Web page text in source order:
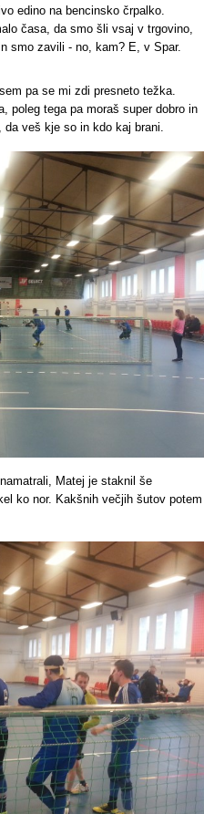
edino na bencinsko črpalko.
časa, da smo šli vsaj v trgovino,
smo zavili - no, kam? E, v Spar.
pa se mi zdi presneto težka.
poleg tega pa moraš super dobro in
veš kje so in kdo kaj brani.
Matej je staknil še
ko nor. Kakšnih večjih šutov potem